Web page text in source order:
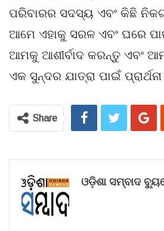
ପରିବାରର ସଦସ୍ୟ ଏବଂ କିଛି
ଆମେ ଏହାକୁ ସରଳ ଏବଂ ଘରେ
ଆମକୁ ଆଶୀର୍ବାଦ କରନ୍ତୁ ଏବଂ
ଏକ ସୁନ୍ଦର ଯାତ୍ରା ପାଇଁ
Share
ଓଡ଼ିଶା ସମ୍ବାଦ